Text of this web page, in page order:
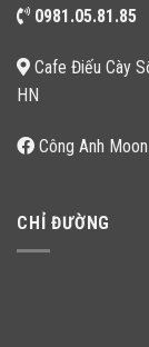
0981.05.81.85
Cafe Điếu Cày
HN
Công Anh Moon
CHỈ ĐƯỜNG